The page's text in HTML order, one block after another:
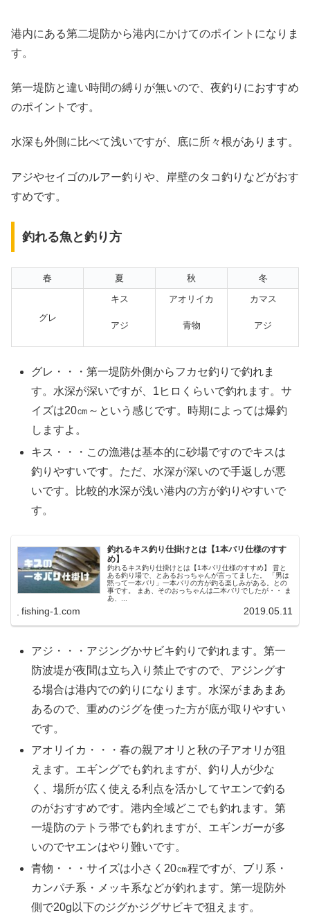
港内にある第二堤防から港内にかけてのポイントになりま
す。
第一堤防と違い時間の縛りが無いので、夜釣りにおすすめ
のポイントです。
水深も外側に比べて浅いですが、底に所々根があります。
アジやセイゴのルアー釣りや、岸壁のタコ釣りなどがおす
すめです。
釣れる魚と釣り方
春 夏 秋 冬
グレ
キス
アジ
アオリイカ
青物
カマス
アジ
グレ・・・第一堤防外側からフカセ釣りで釣れま
す。水深が深いですが、1ヒロくらいで釣れます。サ
イズは20㎝～という感じです。時期によっては爆釣
しますよ。
キス・・・この漁港は基本的に砂場ですのでキスは
釣りやすいです。ただ、水深が深いので手返しが悪
いです。比較的水深が浅い港内の方が釣りやすいで
す。
釣れるキス釣り仕掛けとは【1本バリ仕様のすす
め】
釣れるキス釣り仕掛けとは【1本バリ仕様のすすめ】 昔と
ある釣り場で、とあるおっちゃんが言ってました。 「男は
黙って一本バリ」一本バリの方が釣る楽しみがある。との
事です。 まあ、そのおっちゃんは二本バリでしたが・・ ま
あ、...
fishing-1.com 2019.05.11
アジ・・・アジングかサビキ釣りで釣れます。第一
防波堤が夜間は立ち入り禁止ですので、アジングす
る場合は港内での釣りになります。水深がまあまあ
あるので、重めのジグを使った方が底が取りやすい
です。
アオリイカ・・・春の親アオリと秋の子アオリが狙
えます。エギングでも釣れますが、釣り人が少な
く、場所が広く使える利点を活かしてヤエンで釣る
のがおすすめです。港内全域どこでも釣れます。第
一堤防のテトラ帯でも釣れますが、エギンガーが多
いのでヤエンはやり難いです。
青物・・・サイズは小さく20㎝程ですが、ブリ系・
カンパチ系・メッキ系などが釣れます。第一堤防外
側で20g以下のジグかジグサビキで狙えます。